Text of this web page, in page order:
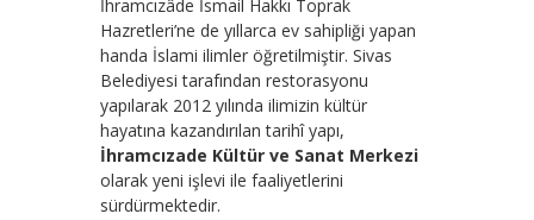
İhramcızâde İsmail Hakkı Toprak
Hazretleri’ne de yıllarca ev sahipliği yapan
handa İslami ilimler öğretilmiştir. Sivas
Belediyesi tarafından restorasyonu
yapılarak 2012 yılında ilimizin kültür
hayatına kazandırılan tarihî yapı,
İhramcızade Kültür ve Sanat Merkezi
olarak yeni işlevi ile faaliyetlerini
sürdürmektedir.